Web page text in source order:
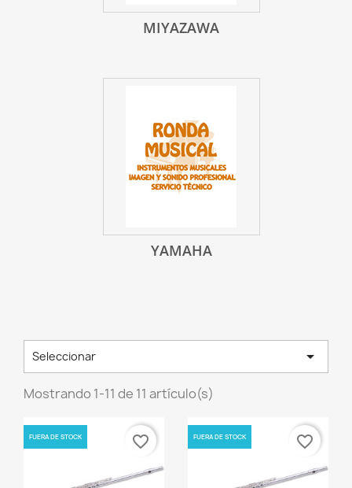
MIYAZAWA
YAMAHA
Seleccionar 
Mostrando 1-11 de 11 artículo(s)
FUERA DE STOCK favorite_border FUERA DE STOCK favorite_border